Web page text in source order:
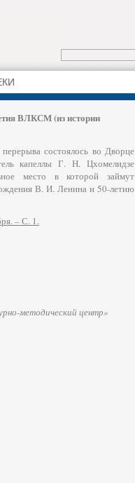
ВЛКСМ (из истории
состоялось во Дворце
капеллы Г. Н. Цхомелидзе
место в которой займут
В. И. Ленина и 50-летию
– С. 1.
методический центр»